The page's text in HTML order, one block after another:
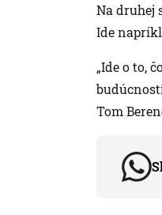
Na druhej
Ide
„Ide o to,
Tom